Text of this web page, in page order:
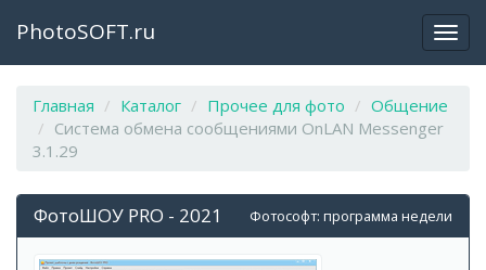
PhotoSOFT.ru
Главная Каталог Прочее для фото
Общение
Система обмена сообщениями OnLAN Messenger
3.1.29
Фотософт: программа недели
ФотоШОУ PRO - 2021